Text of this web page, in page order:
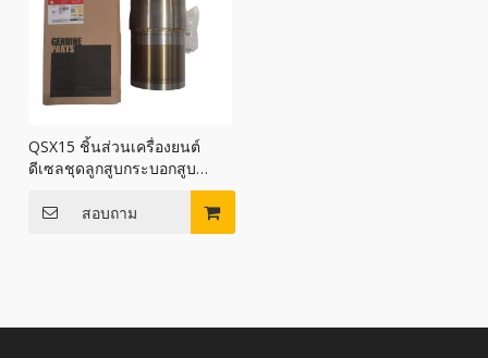
QSX15 ชิ้นส่วนเครื่องยนต์
ดีเซลชุดลูกสูบกระบอกสูบ
สอบถาม